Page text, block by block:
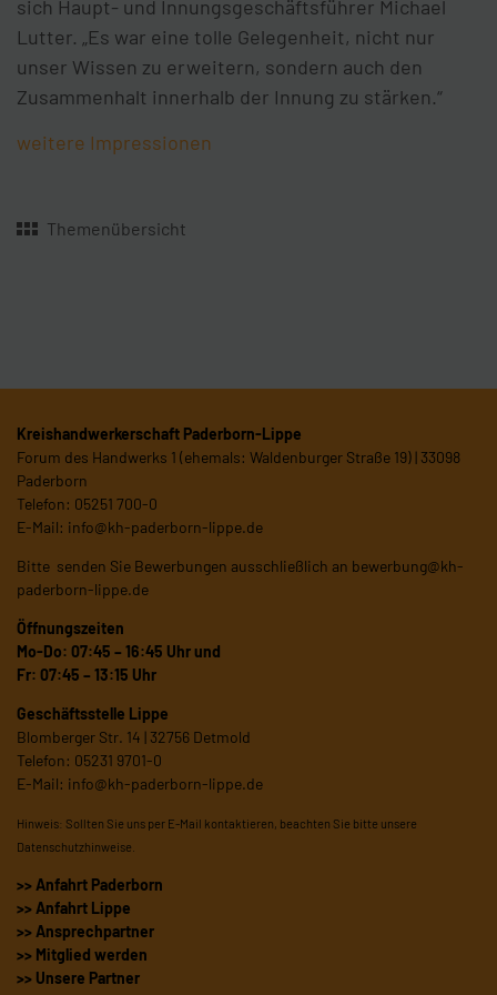
sich Haupt- und Innungsgeschäftsführer Michael
Lutter. „Es war eine tolle Gelegenheit, nicht nur
unser Wissen zu erweitern, sondern auch den
Zusammenhalt innerhalb der Innung zu stärken.“
weitere Impressionen
Themenübersicht
Kreishandwerkerschaft Paderborn-Lippe
Forum des Handwerks 1 (ehemals: Waldenburger Straße 19) | 33098
Paderborn
Telefon: 05251 700-0
E-Mail: info@kh-paderborn-lippe.de
Bitte senden Sie Bewerbungen ausschließlich an bewerbung@kh-
paderborn-lippe.de
Öffnungszeiten
Mo-Do: 07:45 – 16:45 Uhr und
Fr: 07:45 – 13:15 Uhr
Geschäftsstelle Lippe
Blomberger Str. 14 | 32756 Detmold
Telefon: 05231 9701-0
E-Mail: info@kh-paderborn-lippe.de
Hinweis: Sollten Sie uns per E-Mail kontaktieren, beachten Sie bitte unsere
Datenschutzhinweise
>> Anfahrt Paderborn
>> Anfahrt Lippe
>> Ansprechpartner
>> Mitglied werden
>> Unsere Partner